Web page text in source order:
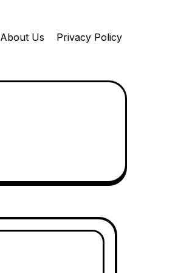
About Us Privacy Policy